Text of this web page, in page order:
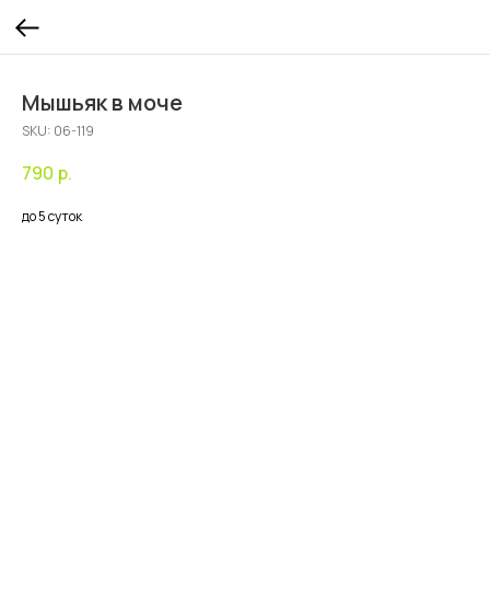
Мышьяк в моче
SKU: 06-119
790 р.
до 5 суток